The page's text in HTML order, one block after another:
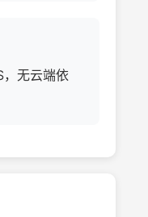
无云端依